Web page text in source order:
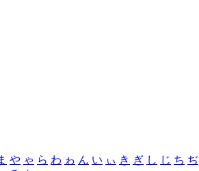
や ゃ ら わ ゎ ん い ぃ き ぎ し じ ち ぢ